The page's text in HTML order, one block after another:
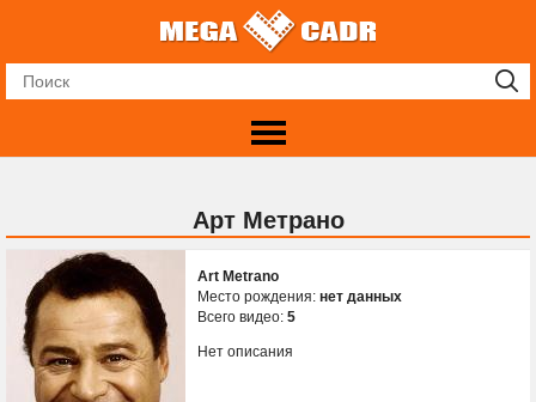
Арт Метрано
Art Metrano
Место рождения: нет данных
Всего видео: 5
Нет описания